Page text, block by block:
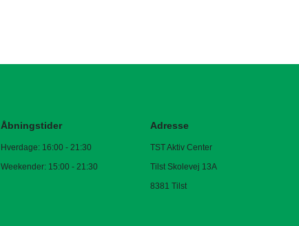
Åbningstider
Hverdage: 16:00 - 21:30
Weekender: 15:00 - 21:30
Adresse
TST Aktiv Center
Tilst Skolevej 13A
8381 Tilst